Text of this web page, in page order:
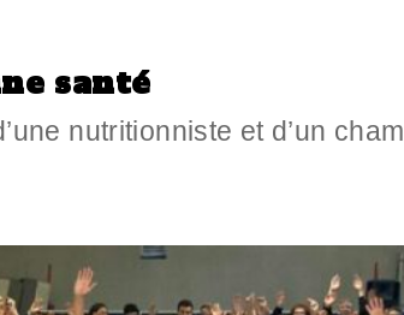
santé
nutritionniste et d’un